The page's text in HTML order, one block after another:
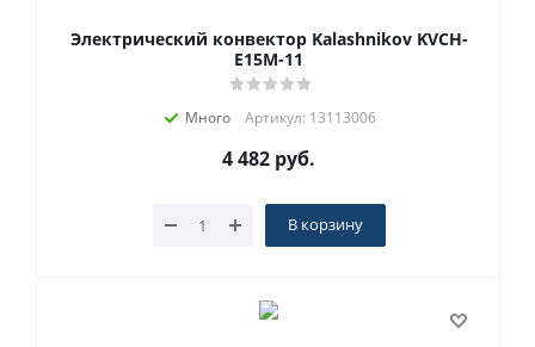
Электрический конвектор Kalashnikov KVCH-
E15M-11
Много Артикул: 13113006
4 482 руб.
В корзину